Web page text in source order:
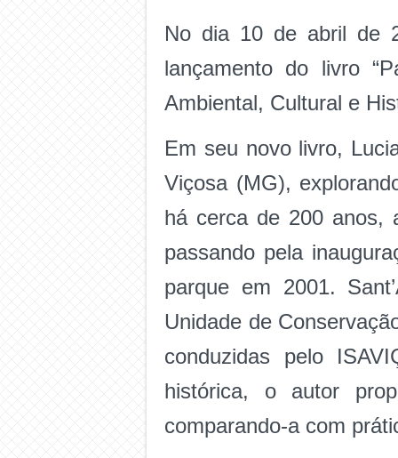
No dia 10 de abril de
lançamento do livro
Ambiental, Cultural e
Em seu novo livro,
Viçosa (MG),
há cerca de 200 anos,
passando pela
parque em 2001.
Unidade de
conduzidas pelo
histórica, o autor
comparando-a com